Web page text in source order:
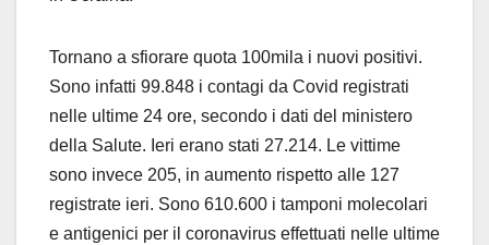
Tornano a sfiorare quota 100mila i nuovi positivi.
Sono infatti 99.848 i contagi da Covid registrati
nelle ultime 24 ore, secondo i dati del ministero
della Salute. Ieri erano stati 27.214. Le vittime
sono invece 205, in aumento rispetto alle 127
registrate ieri. Sono 610.600 i tamponi molecolari
e antigenici per il coronavirus effettuati nelle ultime